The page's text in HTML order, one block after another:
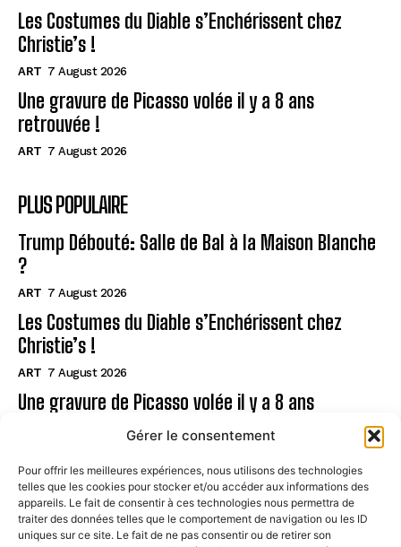
Gérer le consentement
Pour offrir les meilleures expériences, nous utilisons des technologies
telles que les cookies pour stocker et/ou accéder aux informations des
appareils. Le fait de consentir à ces technologies nous permettra de
traiter des données telles que le comportement de navigation ou les ID
uniques sur ce site. Le fait de ne pas consentir ou de retirer son
Les Costumes du Diable s’Enchérissent chez
Christie’s !
ART 7 August 2026
Une gravure de Picasso volée il y a 8 ans
retrouvée !
ART 7 August 2026
PLUS POPULAIRE
Trump Débouté: Salle de Bal à la Maison Blanche
?
ART 7 August 2026
Les Costumes du Diable s’Enchérissent chez
Christie’s !
ART 7 August 2026
Une gravure de Picasso volée il y a 8 ans
Page
CONTACT